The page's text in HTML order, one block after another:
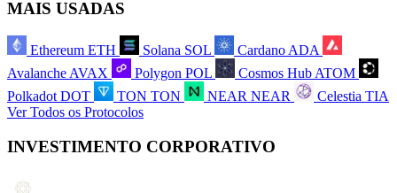
MAIS USADAS
Ethereum ETH Solana SOL Cardano ADA
Avalanche AVAX Polygon POL Cosmos Hub ATOM
Polkadot DOT TON TON NEAR NEAR Celestia TIA
Ver Todos os Protocolos
INVESTIMENTO CORPORATIVO